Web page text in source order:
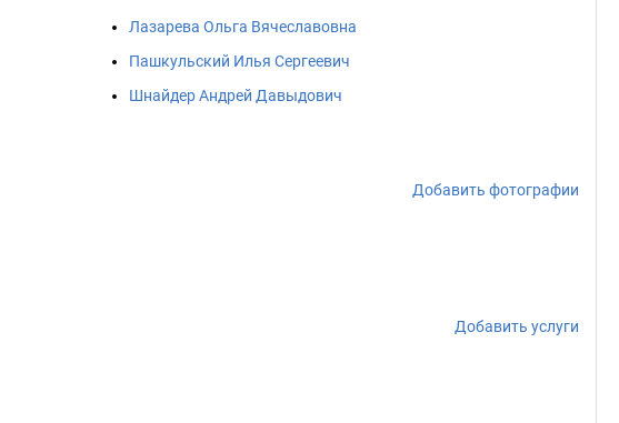
Лазарева Ольга Вячеславовна
Пашкульский Илья Сергеевич
Шнайдер Андрей Давыдович
Добавить фотографии
Добавить услуги